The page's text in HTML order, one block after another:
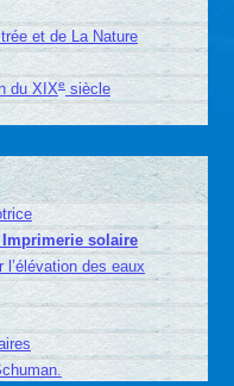
et de La Nature
du XIXesiècle
solaire
des eaux